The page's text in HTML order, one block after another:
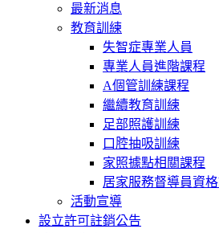
最新消息
教育訓練
失智症專業人員
專業人員進階課程
A個管訓練課程
繼續教育訓練
足部照護訓練
口腔抽吸訓練
家照據點相關課程
居家服務督導員資
活動宣導
設立許可註銷公告